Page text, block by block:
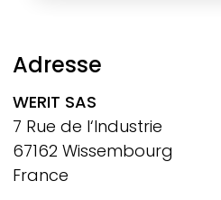
Adresse
WERIT SAS
7 Rue de l‘Industrie
67162 Wissembourg
France